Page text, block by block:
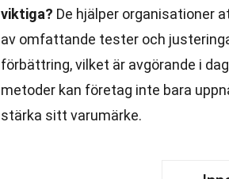
viktiga? De hjälper organisationer
av omfattande tester och
förbättring, vilket är avgörande i
metoder kan företag inte bara
stärka sitt varumärke.